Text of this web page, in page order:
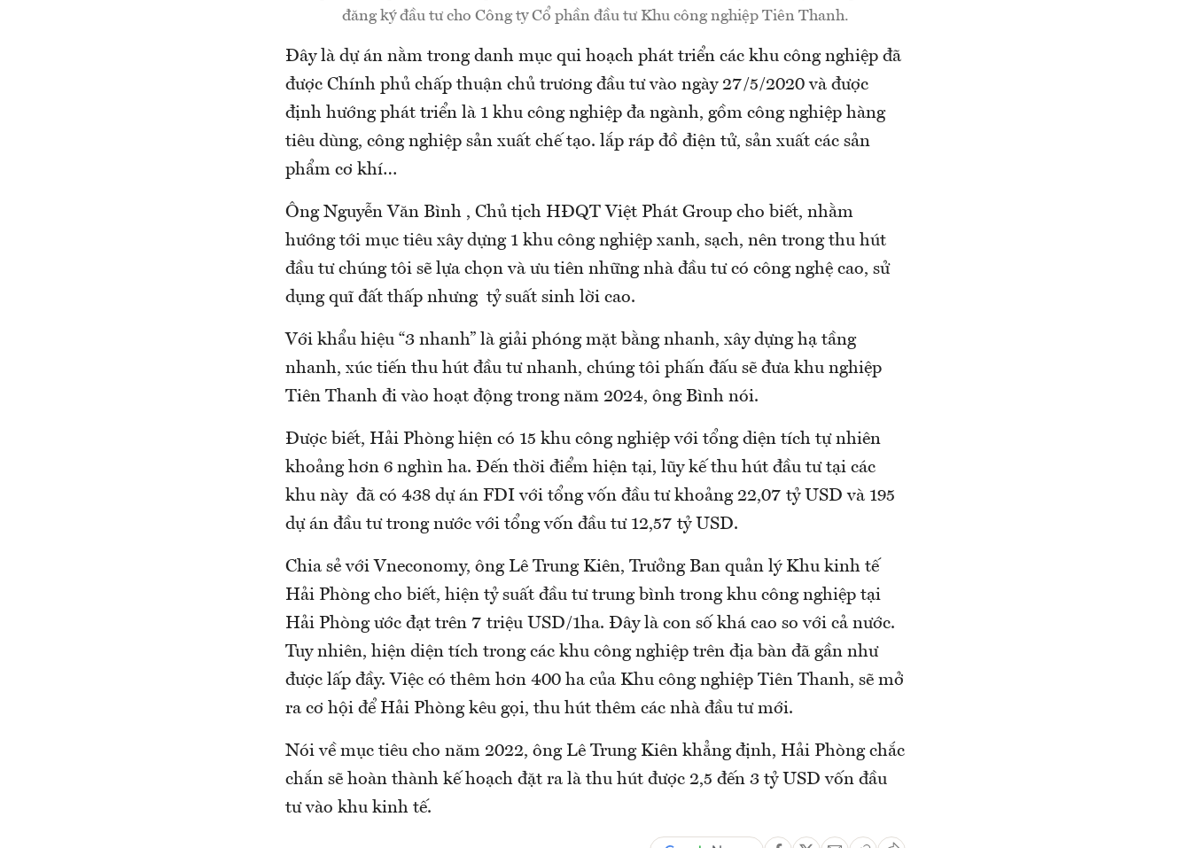
đăng ký đầu tư cho Công ty Cổ phần đầu tư Khu công nghiệp Tiên Thanh.
Đây là dự án nằm trong danh mục qui hoạch phát triển các khu công nghiệp đã
được Chính phủ chấp thuận chủ trương đầu tư vào ngày 27/5/2020 và được
định hướng phát triển là 1 khu công nghiệp đa ngành, gồm công nghiệp hàng
tiêu dùng, công nghiệp sản xuất chế tạo. lắp ráp đồ điện tử, sản xuất các sản
phẩm cơ khí…
Ông Nguyễn Văn Bình , Chủ tịch HĐQT Việt Phát Group cho biết, nhằm
hướng tới mục tiêu xây dựng 1 khu công nghiệp xanh, sạch, nên trong thu hút
đầu tư chúng tôi sẽ lựa chọn và ưu tiên những nhà đầu tư có công nghệ cao, sử
dụng quĩ đất thấp nhưng tỷ suất sinh lời cao.
Với khẩu hiệu “3 nhanh” là giải phóng mặt bằng nhanh, xây dựng hạ tầng
nhanh, xúc tiến thu hút đầu tư nhanh, chúng tôi phấn đấu sẽ đưa khu nghiệp
Tiên Thanh đi vào hoạt động trong năm 2024, ông Bình nói.
Được biết, Hải Phòng hiện có 15 khu công nghiệp với tổng diện tích tự nhiên
khoảng hơn 6 nghìn ha. Đến thời điểm hiện tại, lũy kế thu hút đầu tư tại các
khu này đã có 438 dự án FDI với tổng vốn đầu tư khoảng 22,07 tỷ USD và 195
dự án đầu tư trong nước với tổng vốn đầu tư 12,57 tỷ USD.
Chia sẻ với Vneconomy, ông Lê Trung Kiên, Trưởng Ban quản lý Khu kinh tế
Hải Phòng cho biết, hiện tỷ suất đầu tư trung bình trong khu công nghiệp tại
Hải Phòng ước đạt trên 7 triệu USD/1ha. Đây là con số khá cao so với cả nước.
Tuy nhiên, hiện diện tích trong các khu công nghiệp trên địa bàn đã gần như
được lấp đầy. Việc có thêm hơn 400 ha của Khu công nghiệp Tiên Thanh, sẽ mở
ra cơ hội để Hải Phòng kêu gọi, thu hút thêm các nhà đầu tư mới.
Nói về mục tiêu cho năm 2022, ông Lê Trung Kiên khẳng định, Hải Phòng chắc
chắn sẽ hoàn thành kế hoạch đặt ra là thu hút được 2,5 đến 3 tỷ USD vốn đầu
tư vào khu kinh tế.